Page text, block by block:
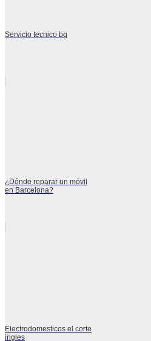
Servicio tecnico bq
¿Dónde reparar un móvil
en Barcelona?
Electrodomesticos el corte
ingles